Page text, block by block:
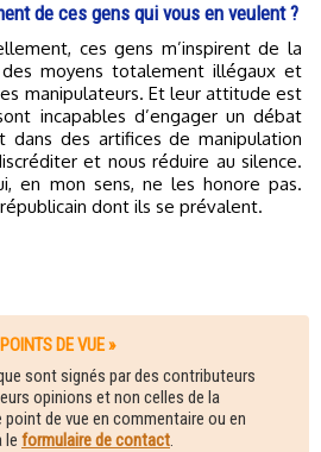
de ces gens qui vous en veulent ?
ces gens m’inspirent de la
moyens totalement illégaux et
manipulateurs. Et leur attitude est
incapables d’engager un débat
dans des artifices de manipulation
et nous réduire au silence.
en mon sens, ne les honore pas.
dont ils se prévalent.
DE VUE »
sont signés par des contributeurs
opinions et non celles de la
de vue en commentaire ou en
le formulaire de contact.